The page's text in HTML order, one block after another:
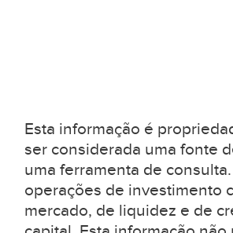
Esta informação é
ser considerada uma fonte
uma ferramenta de
operações de investimento
mercado, de liquidez e de